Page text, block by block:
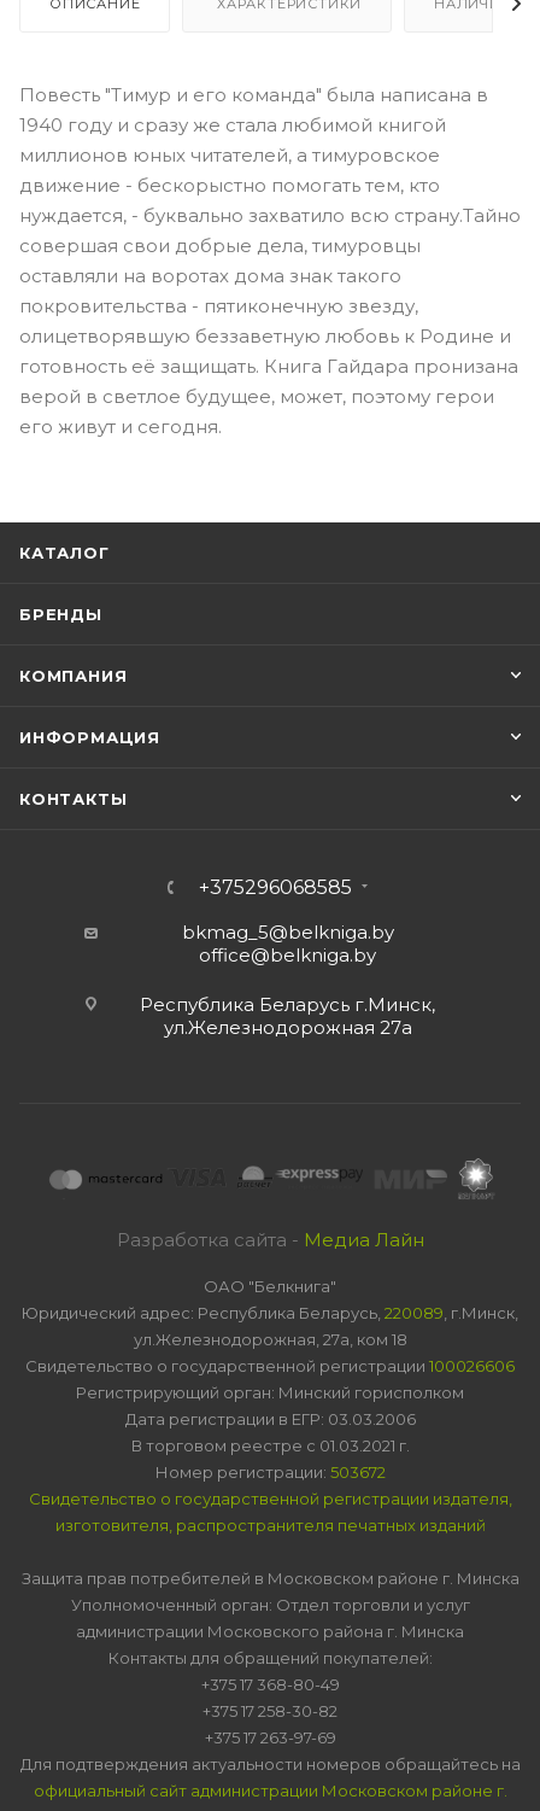
Повесть "Тимур и его команда" была написана в
1940 году и сразу же стала любимой книгой
миллионов юных читателей, а тимуровское
движение - бескорыстно помогать тем, кто
нуждается, - буквально захватило всю страну.Тайно
совершая свои добрые дела, тимуровцы
оставляли на воротах дома знак такого
покровительства - пятиконечную звезду,
олицетворявшую беззаветную любовь к Родине и
готовность её защищать. Книга Гайдара пронизана
верой в светлое будущее, может, поэтому герои
его живут и сегодня.
КАТАЛОГ
БРЕНДЫ
КОМПАНИЯ
ИНФОРМАЦИЯ
КОНТАКТЫ
+375296068585
bkmag_5@belkniga.by
office@belkniga.by
Республика Беларусь г.Минск,
ул.Железнодорожная 27а
Разработка сайта - Медиа Лайн
ОАО "Белкнига"
Юридический адрес: Республика Беларусь, 220089 , г.Минск,
ул.Железнодорожная, 27а, ком 18
Свидетельство о государственной регистрации 100026606
Регистрирующий орган: Минский горисполком
Дата регистрации в ЕГР: 03.03.2006
В торговом реестре с 01.03.2021 г.
Номер регистрации: 503672
Свидетельство о государственной регистрации издателя,
изготовителя, распространителя печатных изданий
Защита прав потребителей в Московском районе г. Минска
Уполномоченный орган: Отдел торговли и услуг
администрации Московского района г. Минска
Контакты для обращений покупателей:
+375 17 368-80-49
+375 17 258-30-82
+375 17 263-97-69
Для подтверждения актуальности номеров обращайтесь на
официальный сайт администрации Московском районе г.